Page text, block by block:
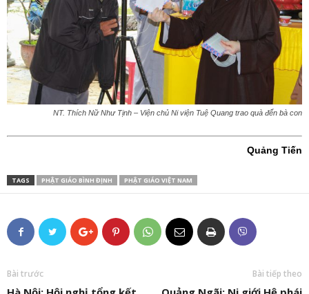
NT. Thích Nữ Như Tịnh – Viện chủ Ni viện Tuệ Quang trao quà đến bà con
Quảng Tiến
TAGS PHẬT GIÁO BÌNH ĐỊNH PHẬT GIÁO VIỆT NAM
Bài trước Bài tiếp theo